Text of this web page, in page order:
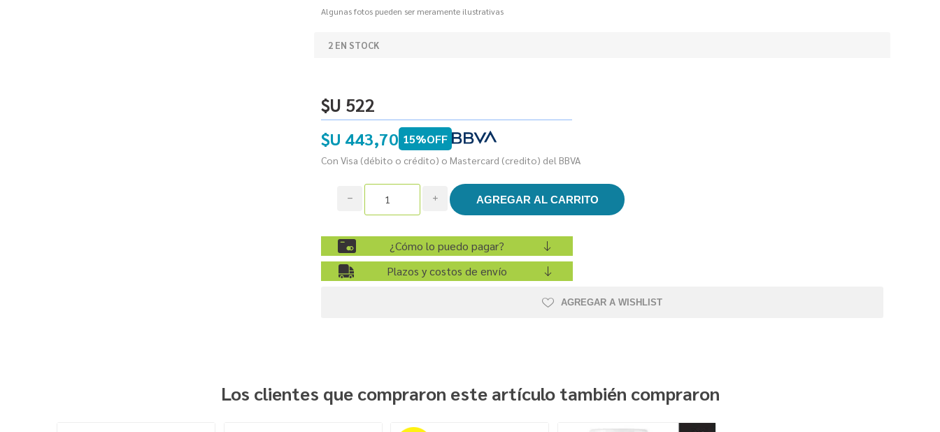
Algunas fotos pueden ser meramente ilustrativas
2 EN STOCK
$U 522
$U 443,70 15%OFF
Con Visa (débito o crédito) o Mastercard (credito) del BBVA
i
h
¿Cómo lo puedo pagar?
Plazos y costos de envío
AGREGAR A WISHLIST
Los clientes que compraron este artículo también compraron